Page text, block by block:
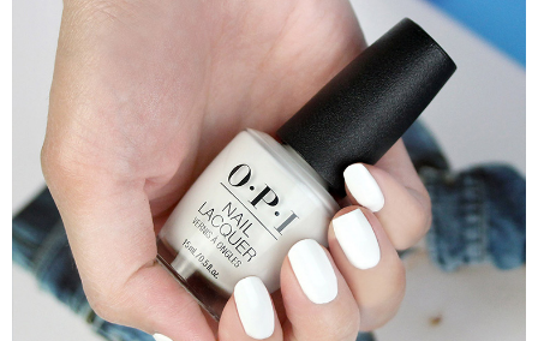
１．透過由恩沛科技股份有限公司提供之「AFTEE先享後付」服務完成之交
易，需依本服務之必要範圍內提供個人資料，並將交易相關給付款項請求債
權轉讓予恩沛科技股份有限公司。
２．關於個人資料處理事宜，請瀏覽以下網址：
https://aftee.tw/terms/#terms3
３．未成年的使用者請事先徵得法定代理人或監護人之同意方可使用
「AFTEE先享後付」，若未經同意申辦者引起之損失，本公司不負相關責
任。
４．使用「AFTEE先享後付」時，將依據個別帳號之用戶狀況，依本公司即
時審查核予不同之上限額度；若仍有額度不足之情形，本公司將視審查結果
請求用戶進行身份認證。
５．嚴禁一人註冊多個帳號或使用他人資訊註冊。若發現惡意使用之情形，
恩沛科技股份有限公司將有權停止該用戶之使用額度並採取法律行動。
每筆NT$80，滿NT$800(含以上)免運費
付款後7-11取貨
每筆NT$80，滿NT$800(含以上)免運費
宅配
每筆NT$80，滿NT$800(含以上)免運費
離島宅配
每筆NT$220